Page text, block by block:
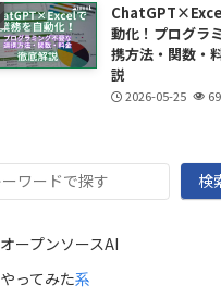
動化！プログラ
携方法・関数・
説
2026-05-25
検
オープンソースAI
やってみた系